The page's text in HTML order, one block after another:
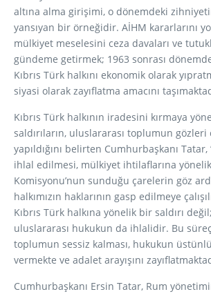
altına alma girişimi, o dönemdeki
yansıyan bir örneğidir. AİHM kararlarını
mülkiyet meselesini ceza davaları ve
gündeme getirmek; 1963 sonrası
Kıbrıs Türk halkını ekonomik olarak
siyasi olarak zayıflatma amacını
Kıbrıs Türk halkının iradesini kırmaya
saldırıların, uluslararası toplumun
yapıldığını belirten Cumhurbaşkanı Tatar,
ihlal edilmesi, mülkiyet ihtilaflarına
Komisyonu’nun sunduğu çarelerin göz
halkımızın haklarının gasp edilmeye
Kıbrıs Türk halkına yönelik bir saldırı
uluslararası hukukun da ihlalidir. Bu
toplumun sessiz kalması, hukukun
vermekte ve adalet arayışını
Cumhurbaşkanı Ersin Tatar, Rum